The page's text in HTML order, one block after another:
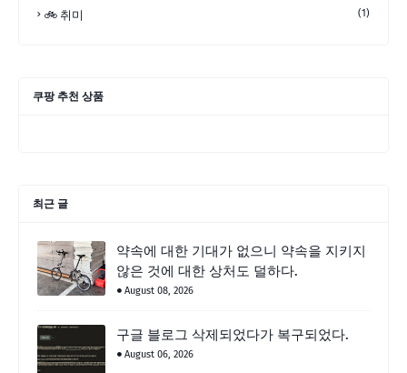
🚲 취미 (1)
쿠팡 추천 상품
최근 글
약속에 대한 기대가 없으니 약속을 지키지
않은 것에 대한 상처도 덜하다.
August 08, 2026
구글 블로그 삭제되었다가 복구되었다.
August 06, 2026